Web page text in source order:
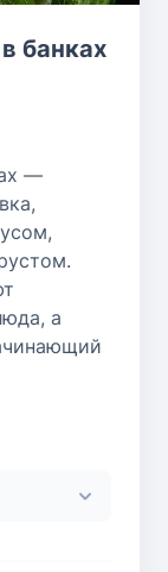
банках
—
а